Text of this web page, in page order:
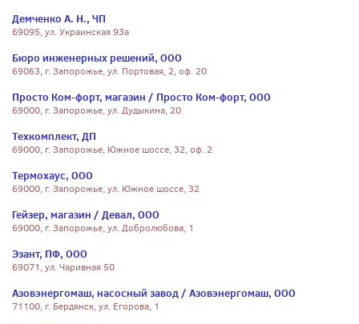
Демченко А. Н., ЧП
69095, ул. Украинская 93а
Бюро инженерных решений, ООО
69063, г. Запорожье, ул. Портовая, 2, оф. 20
Просто Ком-форт, магазин / Просто Ком-форт, ООО
69000, г. Запорожье, ул. Дудыкина, 20
Техкомплект, ДП
69000, г. Запорожье, Южное шоссе, 32, оф. 2
Термохаус, ООО
69000, г. Запорожье, ул. Южное шоссе, 32
Гейзер, магазин / Девал, ООО
69000, г. Запорожье, ул. Добролюбова, 1
Эзант, ПФ, ООО
69071, ул. Чаривная 50
Азовэнергомаш, насосный завод / Азовэнергомаш, ООО
71100, г. Бердянск, ул. Егорова, 1